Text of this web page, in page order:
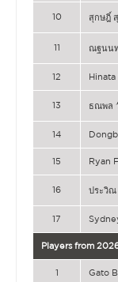
10 สุกษฎิ์
11 ณฐนน
12
13 ธณพล
14
15 Ryan
16 ประวิณ
17
Players from
1 Gato